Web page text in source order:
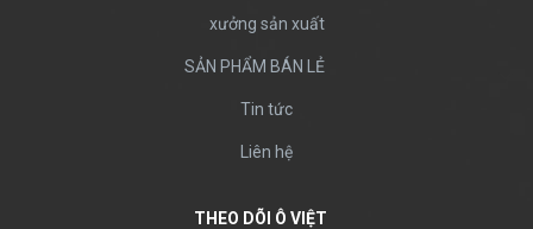
xưởng sản xuất
SẢN PHẨM BÁN LẺ
Tin tức
Liên hệ
THEO DÕI Ô VIỆT